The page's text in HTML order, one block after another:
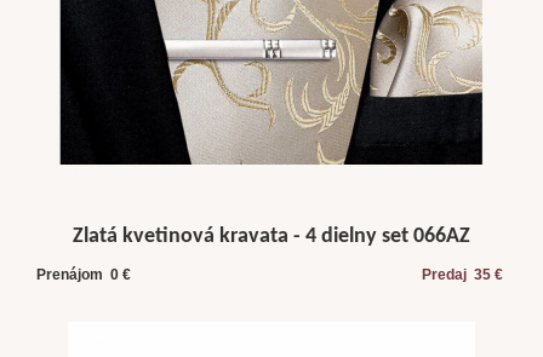
Zlatá kvetinová kravata - 4 dielny set 066AZ
Prenájom 0 € Predaj 35 €